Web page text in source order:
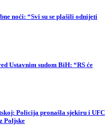
noći: “Svi su se plašili odnijeti
Ustavnim sudom BiH: “RS će
Policija pronašla sjekiru i UFC
Poljske